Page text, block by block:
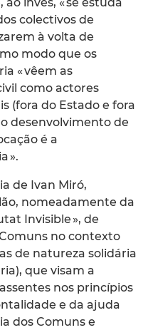
colectivos de
à volta de
modo que os
« vêem as
como actores
(fora do Estado e fora
desenvolvimento de
é a
».
de Ivan Miró,
nomeadamente da
Invisible », de
no contexto
de natureza solidária
que visam a
nos princípios
e da ajuda
dos Comuns e